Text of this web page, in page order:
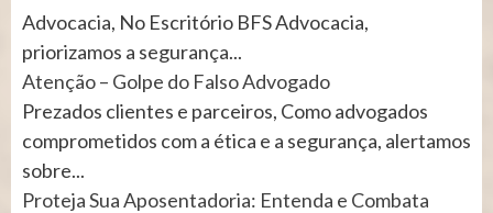
Advocacia, No Escritório BFS Advocacia,
priorizamos a segurança...
Atenção – Golpe do Falso Advogado
Prezados clientes e parceiros, Como advogados
comprometidos com a ética e a segurança, alertamos
sobre...
Proteja Sua Aposentadoria: Entenda e Combata